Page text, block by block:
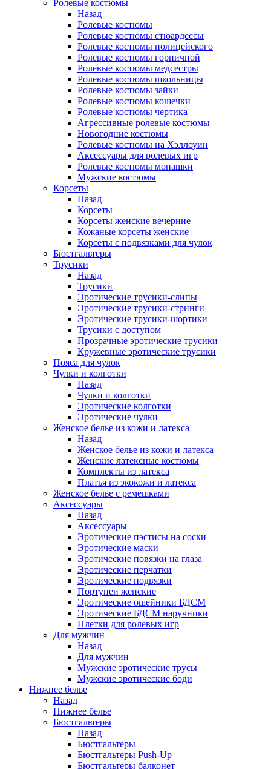
Ролевые костюмы
Назад
Ролевые костюмы
Ролевые костюмы стюардессы
Ролевые костюмы полицейского
Ролевые костюмы горничной
Ролевые костюмы медсестры
Ролевые костюмы школьницы
Ролевые костюмы зайки
Ролевые костюмы кошечки
Ролевые костюмы чертика
Агрессивные ролевые костюмы
Новогодние костюмы
Ролевые костюмы на Хэллоуин
Аксессуары для ролевых игр
Ролевые костюмы монашки
Мужские костюмы
Корсеты
Назад
Корсеты
Корсеты женские вечерние
Кожаные корсеты женские
Корсеты с подвязками для чулок
Бюстгальтеры
Трусики
Назад
Трусики
Эротические трусики-слипы
Эротические трусики-стринги
Эротические трусики-шортики
Трусики с доступом
Прозрачные эротические трусики
Кружевные эротические трусики
Пояса для чулок
Чулки и колготки
Назад
Чулки и колготки
Эротические колготки
Эротические чулки
Женское белье из кожи и латекса
Назад
Женское белье из кожи и латекса
Женские латексные костюмы
Комплекты из латекса
Платья из экокожи и латекса
Женское белье с ремешками
Аксессуары
Назад
Аксессуары
Эротические пэстисы на соски
Эротические маски
Эротические повязки на глаза
Эротические перчатки
Эротические подвязки
Портупеи женские
Эротические ошейники БДСМ
Эротические БДСМ наручники
Плетки для ролевых игр
Для мужчин
Назад
Для мужчин
Мужские эротические трусы
Мужские эротические боди
Нижнее белье
Назад
Нижнее белье
Бюстгальтеры
Назад
Бюстгальтеры
Бюстгальтеры Push-Up
Бюстгальтеры балконет